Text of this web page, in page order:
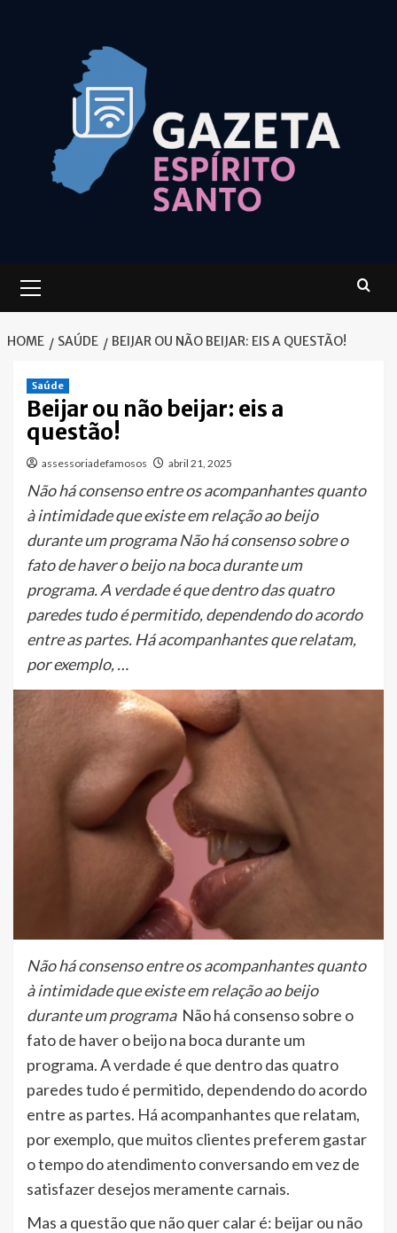
Menu
HOME SAÚDE BEIJAR OU NÃO BEIJAR: EIS A QUESTÃO!
Saúde
Beijar ou não beijar: eis a
questão!
assessoriadefamosos abril 21, 2025
Não há consenso entre os acompanhantes quanto
à intimidade que existe em relação ao beijo
durante um programa Não há consenso sobre o
fato de haver o beijo na boca durante um
programa. A verdade é que dentro das quatro
paredes tudo é permitido, dependendo do acordo
entre as partes. Há acompanhantes que relatam,
por exemplo, …
Não há consenso entre os acompanhantes quanto
à intimidade que existe em relação ao beijo
durante um programa Não há consenso sobre o
fato de haver o beijo na boca durante um
programa. A verdade é que dentro das quatro
paredes tudo é permitido, dependendo do acordo
entre as partes. Há acompanhantes que relatam,
por exemplo, que muitos clientes preferem gastar
o tempo do atendimento conversando em vez de
satisfazer desejos meramente carnais.
Mas a questão que não quer calar é: beijar ou não